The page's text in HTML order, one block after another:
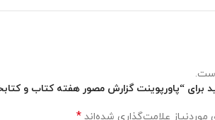
برای “پاورپوینت گزارش مصور هفته کتاب و
علامت‌گذاری شده‌اند *